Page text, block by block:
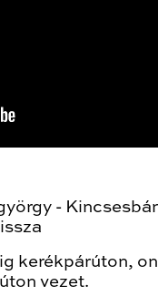
-
kerékpárúton,
vezet.